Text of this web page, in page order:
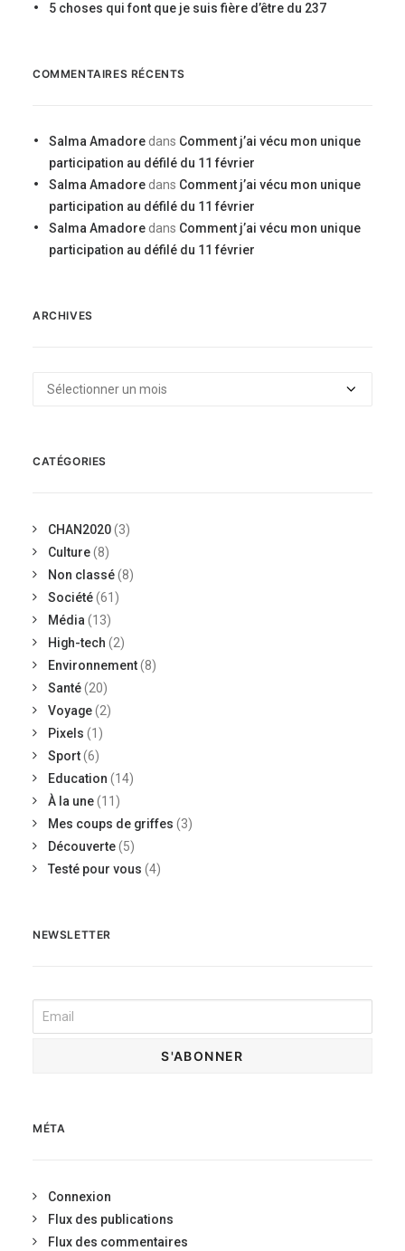
5 choses qui font que je suis fière d’être du 237
COMMENTAIRES RÉCENTS
Salma Amadore dans Comment j’ai vécu mon unique
participation au défilé du 11 février
Salma Amadore dans Comment j’ai vécu mon unique
participation au défilé du 11 février
Salma Amadore dans Comment j’ai vécu mon unique
participation au défilé du 11 février
ARCHIVES
Archives
CATÉGORIES
CHAN2020(3)
Culture(8)
Non classé(8)
Société(61)
Média (13)
High-tech (2)
Environnement(8)
Santé(20)
Voyage(2)
Pixels (1)
Sport(6)
Education (14)
À la une(11)
Mes coups de griffes (3)
Découverte(5)
Testé pour vous (4)
NEWSLETTER
MÉTA
Connexion
Flux des publications
Flux des commentaires